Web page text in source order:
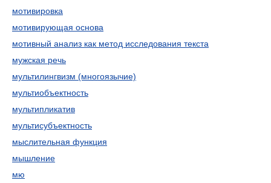
мотивировка
мотивирующая основа
мотивный анализ как метод исследования текста
мужская речь
мультилингвизм (многоязычие)
мультиобъектность
мультипликатив
мультисубъектность
мыслительная функция
мышление
мю